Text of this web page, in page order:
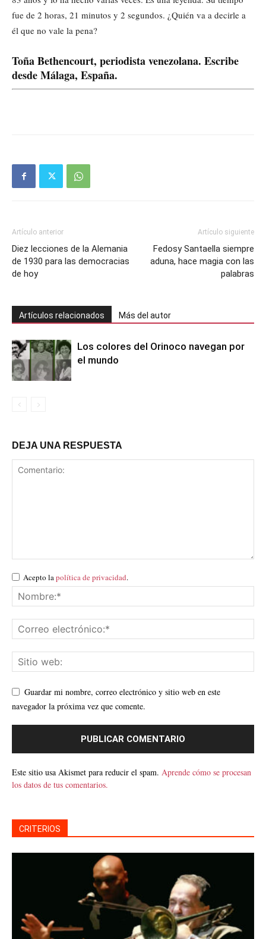
fue de 2 horas, 21 minutos y 2 segundos. ¿Quién va a decirle a
él que no vale la pena?
Toña Bethencourt, periodista venezolana. Escribe
desde Málaga, España.
Artículo anterior
Diez lecciones de la Alemania
de 1930 para las democracias
de hoy
Artículo siguiente
Fedosy Santaella siempre
aduna, hace magia con las
palabras
Artículos relacionados Más del autor
Los colores del Orinoco navegan por
el mundo
DEJA UNA RESPUESTA
Acepto lapolítica de privacidad.
Guardar mi nombre, correo electrónico y sitio web en este
navegador la próxima vez que comente.
Este sitio usa Akismet para reducir el spam. Aprende cómo se procesan
los datos de tus comentarios.
CRITERIOS